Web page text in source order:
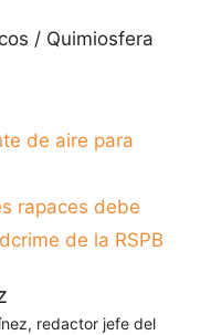
/ Quimiosfera
de aire para
rapaces debe
de la RSPB
redactor jefe del